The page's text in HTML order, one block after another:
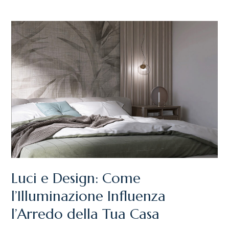
Luci e Design: Come
l’Illuminazione Influenza
l’Arredo della Tua Casa
LUCI
DESIGN:
COME
L’ILLUMINAZIONE
INFLUENZA
L’ARREDO
DELLA
TUA
CASA